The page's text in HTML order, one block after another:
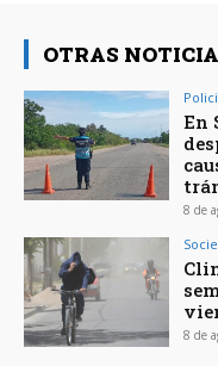
OTRAS
En
8 de
8 de